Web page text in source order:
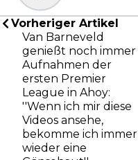
Vorheriger Artikel
Van Barneveld
genießt noch immer
Aufnahmen der
ersten Premier
League in Ahoy:
''Wenn ich mir diese
Videos ansehe,
bekomme ich immer
wieder eine